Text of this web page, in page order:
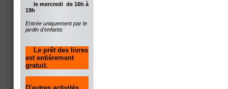
le mercredi de 16h à
19h
Entrée uniquement par le
jardin d'enfants
Le prêt des livres
est entièrement
gratuit.